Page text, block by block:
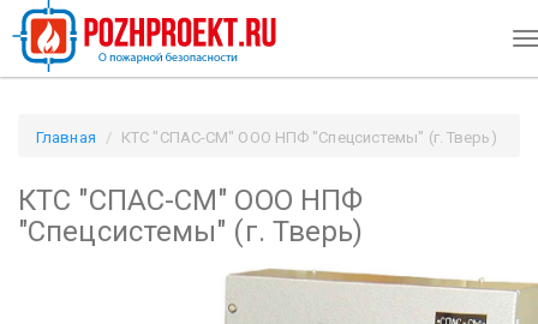
Главная
КТС "СПАС-СМ" ООО НПФ "Спецсистемы" (г. Тверь)
КТС "СПАС-СМ" ООО НПФ
"Спецсистемы" (г. Тверь)